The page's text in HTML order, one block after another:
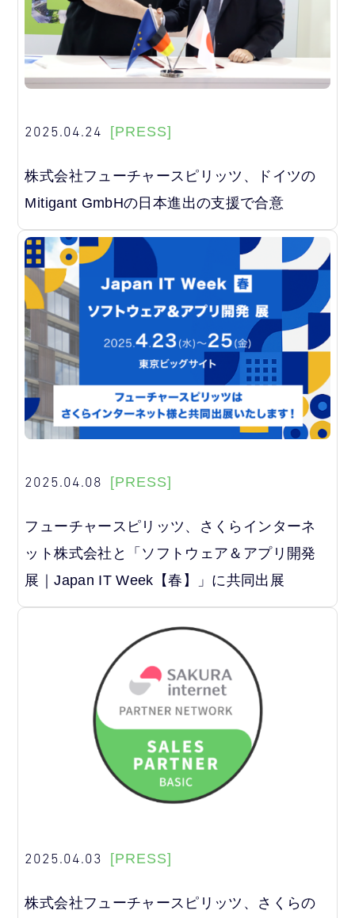
2025.04.24 [PRESS]
株式会社フューチャースピリッツ、ドイツの
Mitigant GmbHの日本進出の支援で合意
2025.04.08 [PRESS]
フューチャースピリッツ、さくらインターネ
ット株式会社と「ソフトウェア＆アプリ開発
展｜Japan IT Week【春】」に共同出展
2025.04.03 [PRESS]
株式会社フューチャースピリッツ、さくらの